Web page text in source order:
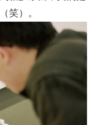
笑）。